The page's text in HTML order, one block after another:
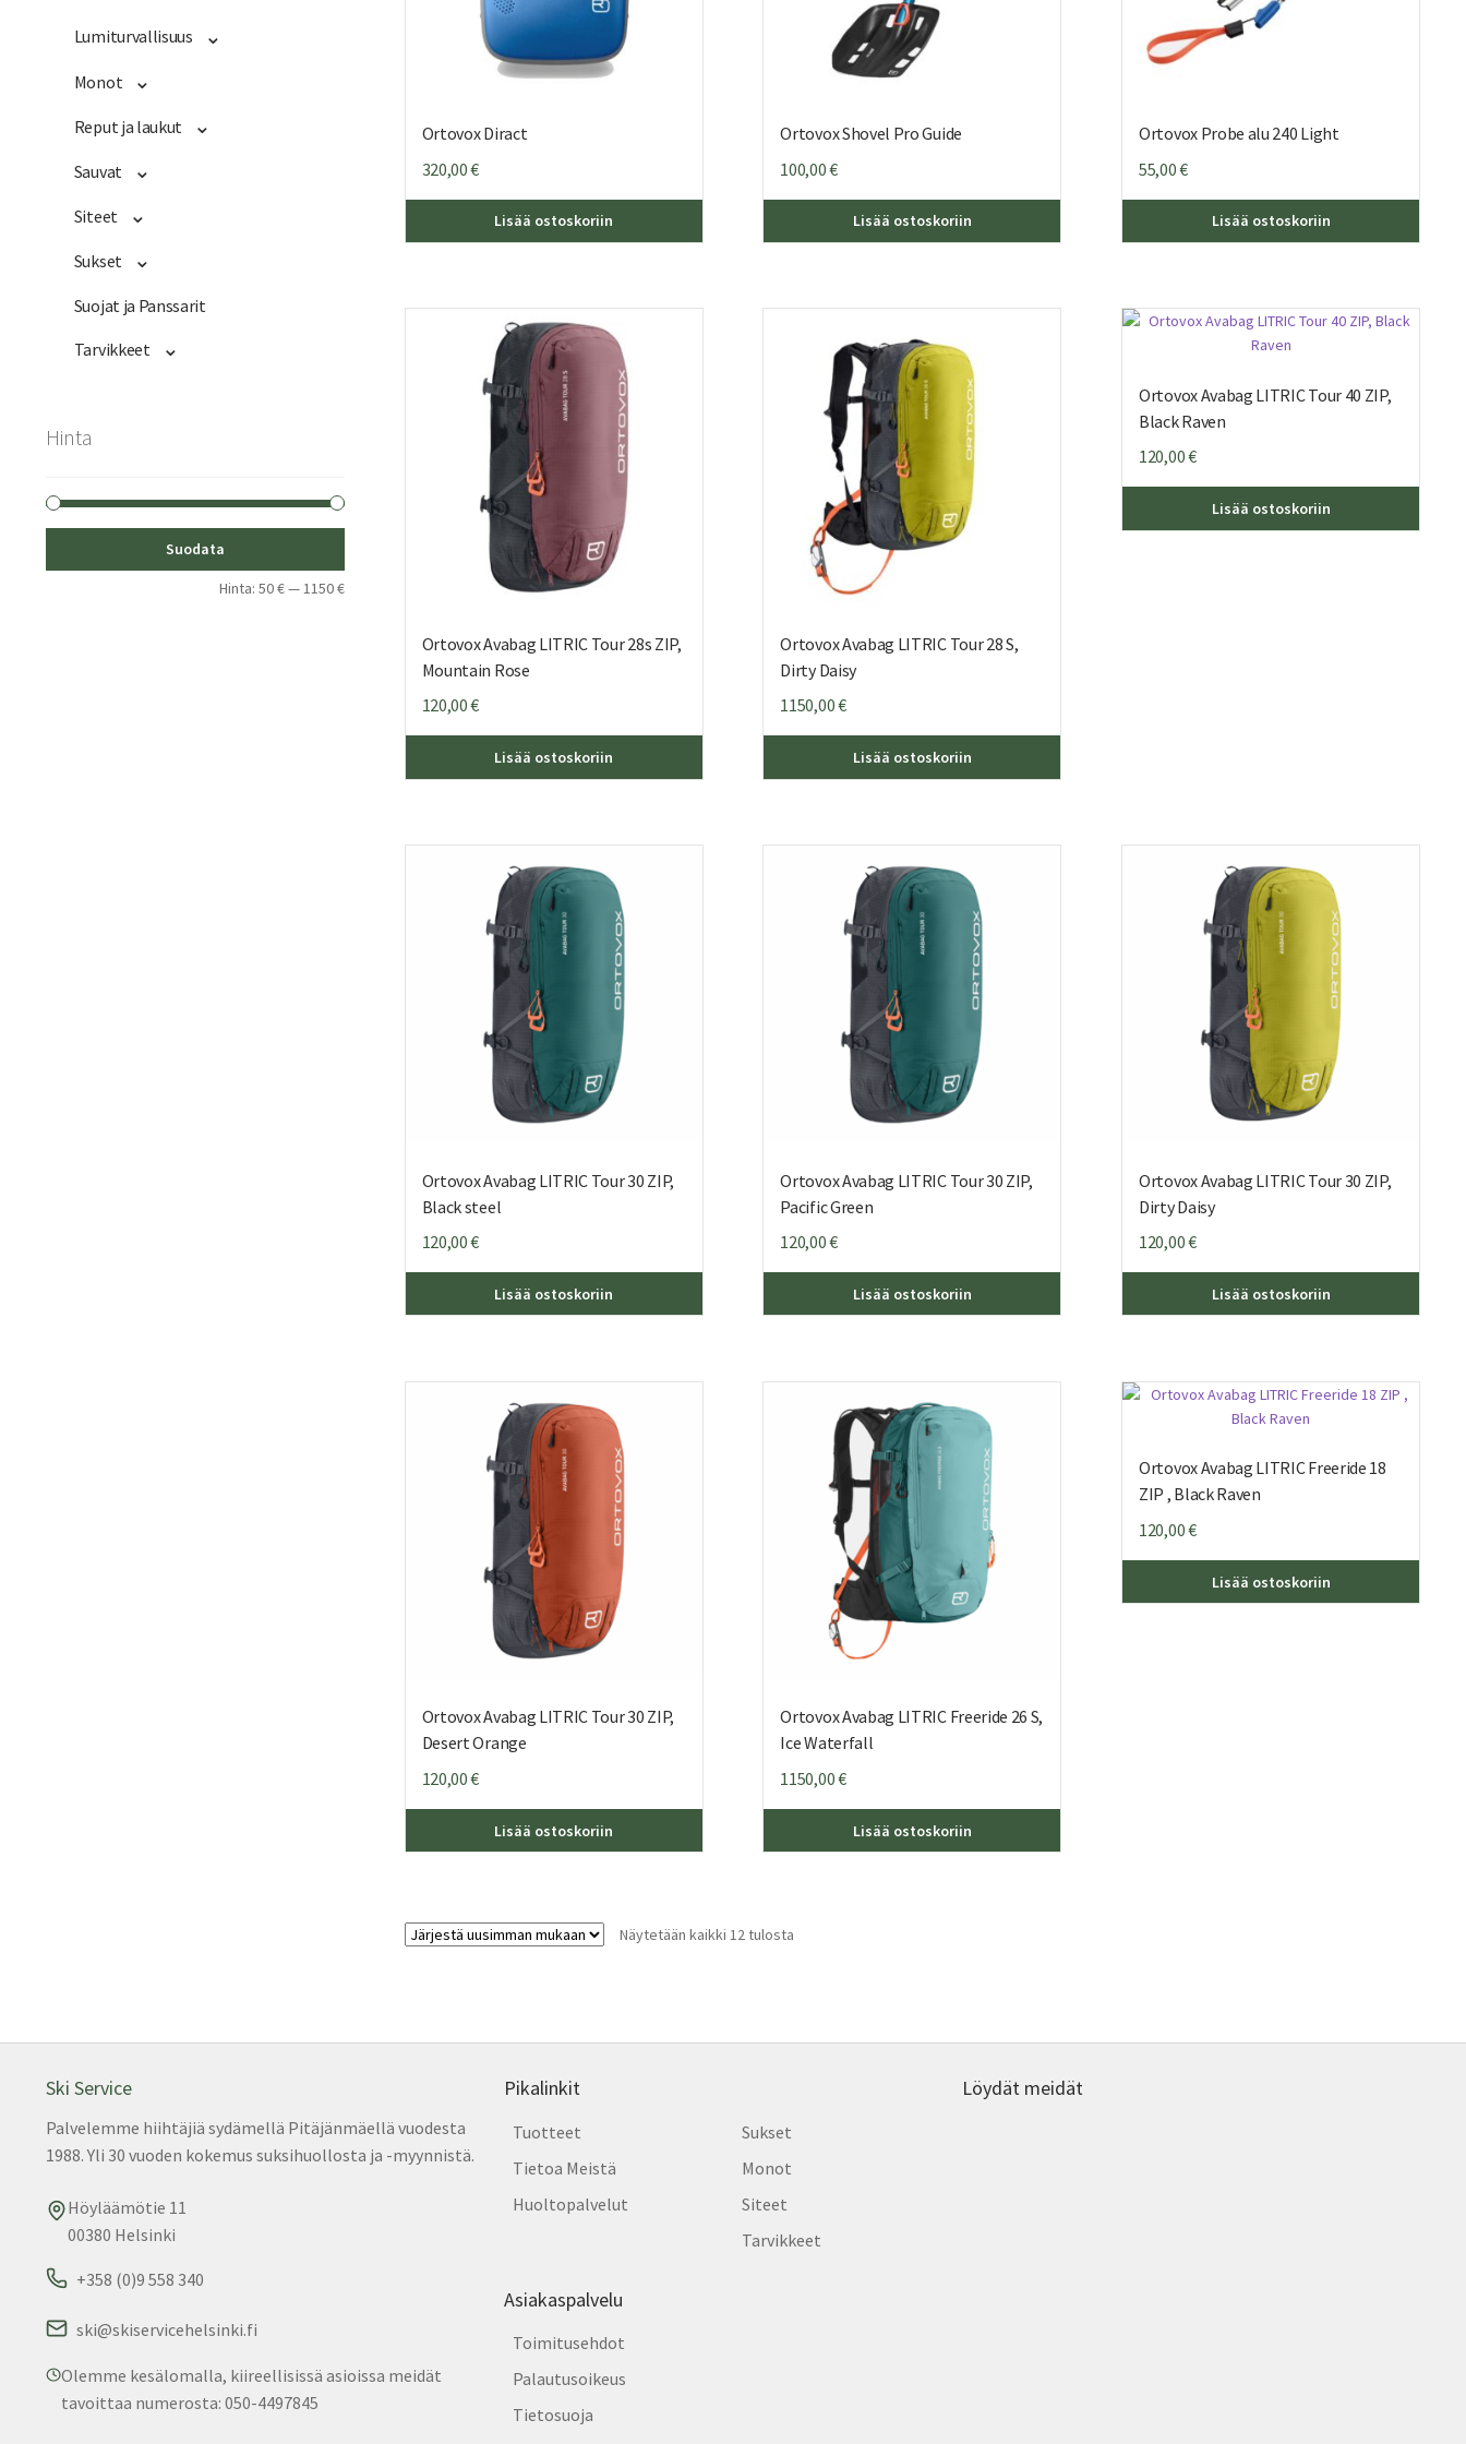
Ortovox Diract
320,00€
Lisää ostoskoriin
Ortovox Shovel Pro Guide
100,00€
Lisää ostoskoriin
Ortovox Probe alu 240 Light
55,00€
Lisää ostoskoriin
Ortovox Avabag LITRIC Tour 28s ZIP,
Mountain Rose
120,00€
Lisää ostoskoriin
Ortovox Avabag LITRIC Tour 28 S,
Dirty Daisy
1150,00€
Lisää ostoskoriin
Ortovox Avabag LITRIC Tour 40 ZIP,
Black Raven
120,00€
Lisää ostoskoriin
Ortovox Avabag LITRIC Tour 30 ZIP,
Black steel
120,00€
Lisää ostoskoriin
Ortovox Avabag LITRIC Tour 30 ZIP,
Pacific Green
120,00€
Lisää ostoskoriin
Ortovox Avabag LITRIC Tour 30 ZIP,
Dirty Daisy
120,00€
Lisää ostoskoriin
Ortovox Avabag LITRIC Tour 30 ZIP,
Desert Orange
120,00€
Lisää ostoskoriin
Ortovox Avabag LITRIC Freeride 26 S,
Ice Waterfall
1150,00€
Lisää ostoskoriin
Ortovox Avabag LITRIC Freeride 18
ZIP , Black Raven
120,00€
Lisää ostoskoriin
Näytetään kaikki 12 tulostaSorted
Lumiturvallisuus
Monot
Reput ja laukut
Sauvat
Siteet
Sukset
Suojat ja Panssarit
Tarvikkeet
Hinta
Suodata
Hinta: 50 €—1150 €
Ski Service
Palvelemme hiihtäjiä sydämellä Pitäjänmäellä vuodesta
1988. Yli 30 vuoden kokemus suksihuollosta ja -myynnistä.
Höyläämötie 11
00380 Helsinki
+358 (0)9 558 340
ski@skiservicehelsinki.fi
Olemme kesälomalla, kiireellisissä asioissa meidät
tavoittaa numerosta: 050-4497845
Pikalinkit
Tuotteet
Tietoa Meistä
Huoltopalvelut
Sukset
Monot
Siteet
Tarvikkeet
Asiakaspalvelu
Toimitusehdot
Palautusoikeus
Tietosuoja
Löydät meidät